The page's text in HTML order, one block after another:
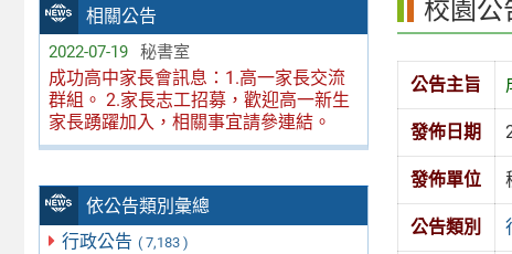
相關公告
2022-07-19 秘書室
成功高中家長會訊息：1.高一家長交流
群組。 2.家長志工招募，歡迎高一新生
家長踴躍加入，相關事宜請參連結。
依公告類別彙總
行政公告 ( 7,183 )
校園公
公告主旨
發佈日期
發佈單位
公告類別